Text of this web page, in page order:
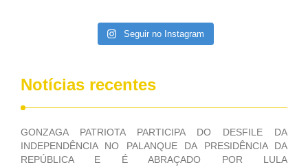
Seguir no Instagram
Notícias recentes
GONZAGA PATRIOTA PARTICIPA DO DESFILE DA
INDEPENDÊNCIA NO PALANQUE DA PRESIDÊNCIA DA
REPÚBLICA E É ABRAÇADO POR LULA